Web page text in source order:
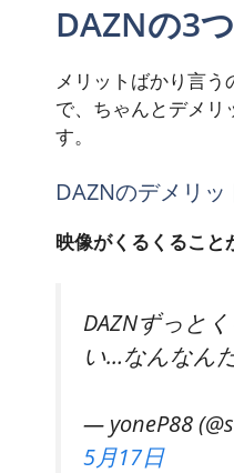
DAZNの3
メリットばかり言
で、ちゃんとデメリ
す。
DAZNのデメリ
映像がくるくること
DAZNずっと
い…なんなん
— yoneP88
5月17日